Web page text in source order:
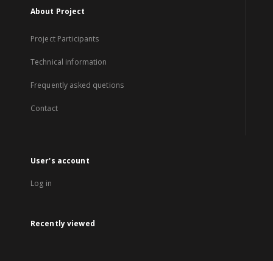
About Project
Project Participants
Technical information
Frequently asked quetions
Contact
User's account
Log in
Recently viewed